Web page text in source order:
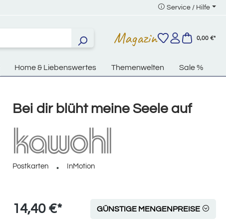
Service / Hilfe
Magazin 0,00 €*
Home & Liebenswertes Themenwelten Sale %
Bei dir blüht meine Seele auf
Postkarten InMotion
14,40 €* GÜNSTIGE MENGENPREISE